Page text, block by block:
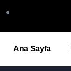
Ana Sayfa